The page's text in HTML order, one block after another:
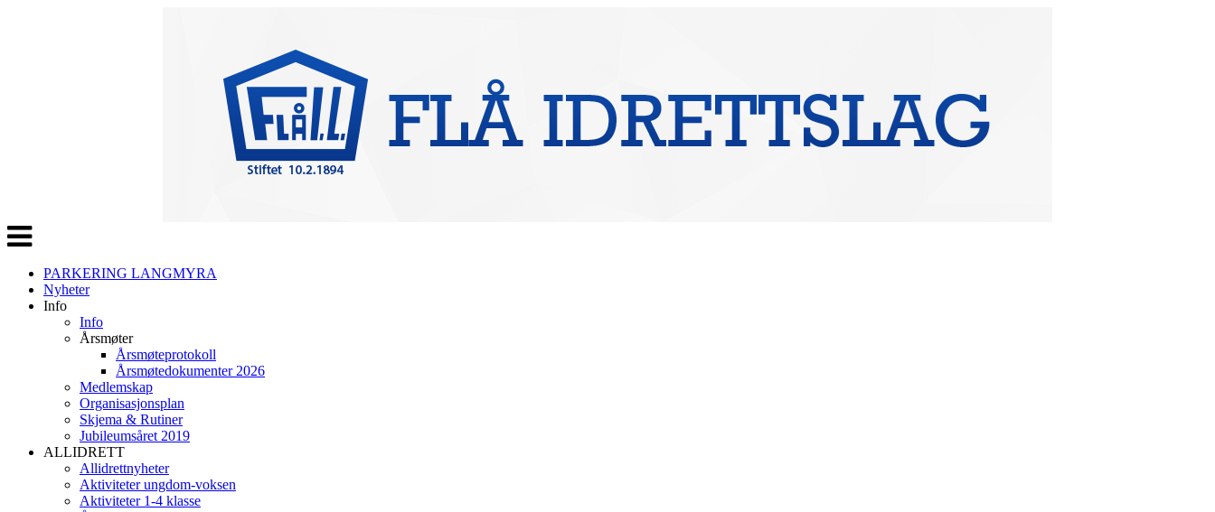
Veksle
navigasjon
PARKERING LANGMYRA
Nyheter
Info
Info
Årsmøter
Årsmøteprotokoll
Årsmøtedokumenter 2026
Medlemskap
Organisasjonsplan
Skjema & Rutiner
Jubileumsåret 2019
ALLIDRETT
Allidrettnyheter
Aktiviteter ungdom-voksen
Aktiviteter 1-4 klasse